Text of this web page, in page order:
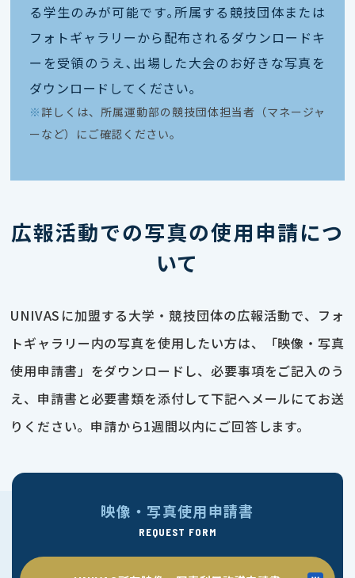
る学生のみが可能です｡所属する競技団体または
フォトギャラリーから配布されるダウンロードキ
ーを受領のうえ､出場した大会のお好きな写真を
ダウンロードしてください｡
※ 詳しくは、所属運動部の競技団体担当者（マネージャ
ーなど）にご確認ください。
広報活動での写真の使用申請につ
いて
UNIVASに加盟する大学・競技団体の広報活動で、フォ
トギャラリー内の写真を使用したい方は、「映像・写真
使用申請書」をダウンロードし、必要事項をご記入のう
え、申請書と必要書類を添付して下記へメールにてお送
りください。申請から1週間以内にご回答します。
映像・写真使用申請書
REQUEST FORM